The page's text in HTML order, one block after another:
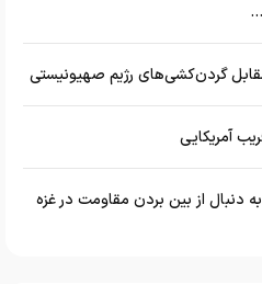
گردن‌کشی‌های رژیم صهیونیستی
آمریکایی
دنبال از بین بردن مقاومت در غزه